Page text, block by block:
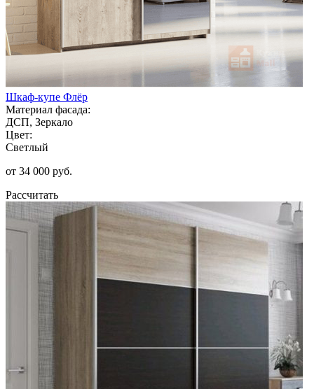
Шкаф-купе Флёр
Материал фасада:
ДСП, Зеркало
Цвет:
Светлый
от 34 000 руб.
Рассчитать